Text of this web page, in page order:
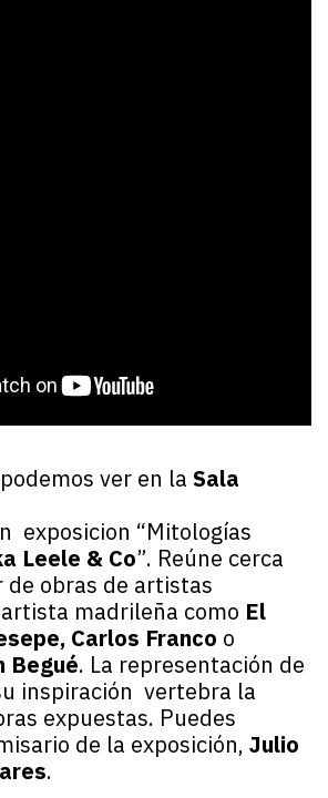
ver en la Sala
exposicion “Mitologías
Leele & Co”. Reúne cerca
de obras de artistas
madrileña como El
Carlos Franco o
Begué. La representación de
inspiración vertebra la
expuestas. Puedes
de la exposición, Julio
.